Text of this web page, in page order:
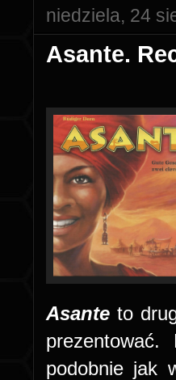
niedziela, 24
Asante.
Asante to
podobnie jak